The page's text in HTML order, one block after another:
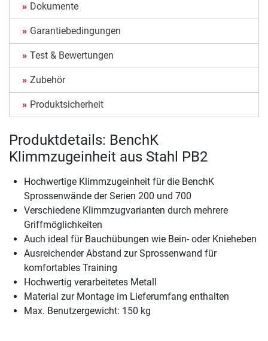
Dokumente
Garantiebedingungen
Test & Bewertungen
Zubehör
Produktsicherheit
Produktdetails: BenchK
Klimmzugeinheit aus Stahl PB2
Hochwertige Klimmzugeinheit für die BenchK
Sprossenwände der Serien 200 und 700
Verschiedene Klimmzugvarianten durch mehrere
Griffmöglichkeiten
Auch ideal für Bauchübungen wie Bein- oder Knieheben
Ausreichender Abstand zur Sprossenwand für
komfortables Training
Hochwertig verarbeitetes Metall
Material zur Montage im Lieferumfang enthalten
Max. Benutzergewicht: 150 kg